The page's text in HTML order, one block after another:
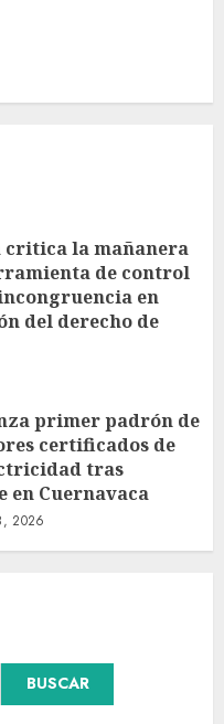
critica la mañanera
de control
en
del derecho de
primer padrón de
certificados de
tras
en Cuernavaca
2026
BUSCAR